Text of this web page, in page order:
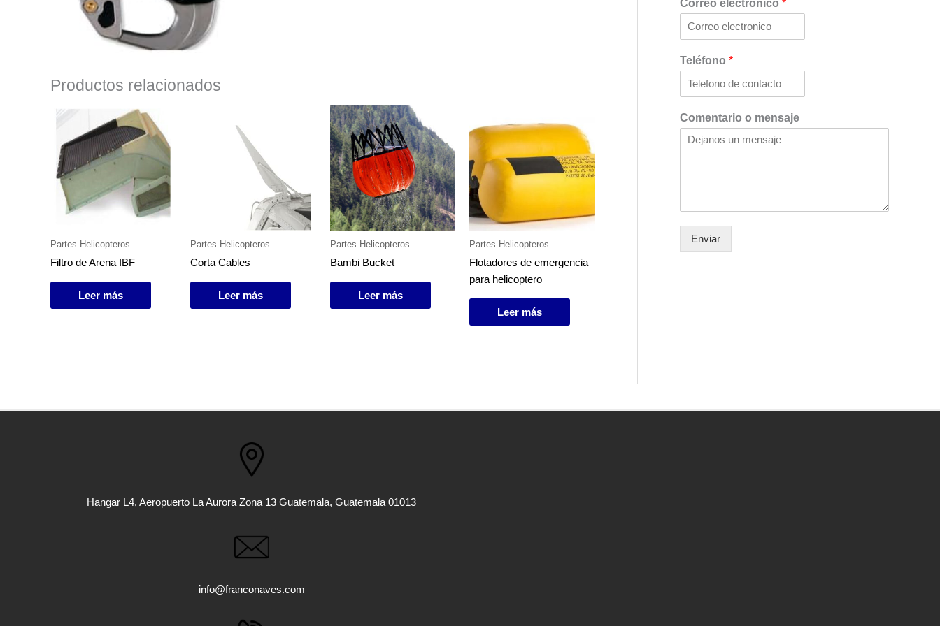
Productos relacionados
Partes Helicopteros
Filtro de Arena IBF
Leer más
Partes Helicopteros
Corta Cables
Leer más
Partes Helicopteros
Bambi Bucket
Leer más
Partes Helicopteros
Flotadores de emergencia
para helicoptero
Leer más
Correo electrónico *
Teléfono *
Comentario o mensaje
Enviar
Hangar L4, Aeropuerto La Aurora Zona 13 Guatemala, Guatemala 01013
info@franconaves.com